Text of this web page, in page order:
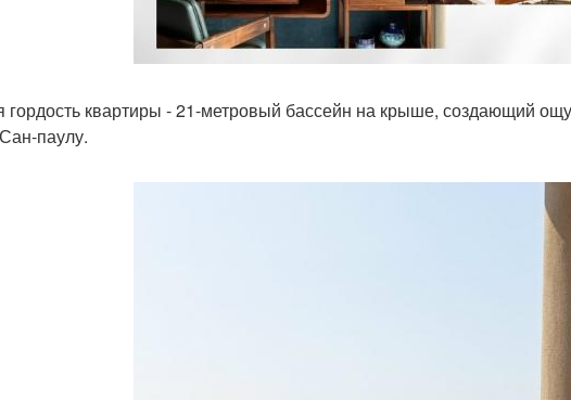
гордость квартиры - 21-метровый бассейн на крыше, создающий
паулу.